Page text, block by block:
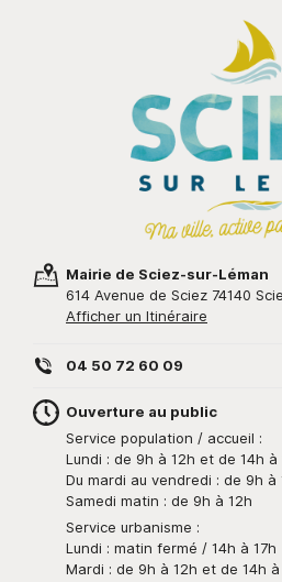
Mairie de Sciez-sur-Léman
614 Avenue de Sciez 74140
Afficher un Itinéraire
04 50 72 60 09
Ouverture au public
Service population / accueil :
Lundi : de 9h à 12h et de 14h à
Du mardi au vendredi : de 9h à
Samedi matin : de 9h à 12h
Service urbanisme :
Lundi : matin fermé / 14h à 17h
Mardi : de 9h à 12h et de 14h à